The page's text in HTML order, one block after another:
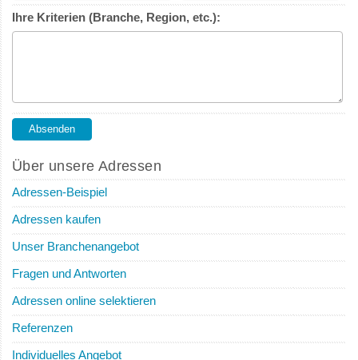
Ihre Kriterien (Branche, Region, etc.):
Über unsere Adressen
Adressen-Beispiel
Adressen kaufen
Unser Branchenangebot
Fragen und Antworten
Adressen online selektieren
Referenzen
Individuelles Angebot